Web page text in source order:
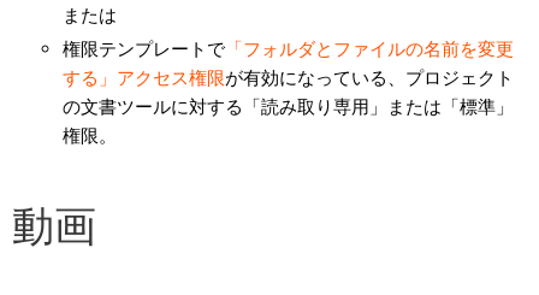
または
権限テンプレートで 「フォルダとファイルの名前を変更
する」アクセス権限が有効になっている、プロジェクト
の文書ツールに対する「読み取り専用」または「標準」
権限。
動画